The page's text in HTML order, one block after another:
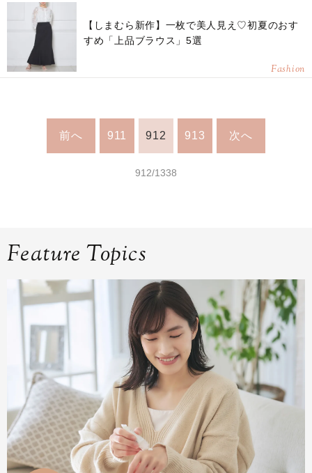
【しまむら新作】一枚で美人見え♡初夏のおす
すめ「上品ブラウス」5選
Fashion
前へ 911 912 913 次へ
912/1338
Feature Topics